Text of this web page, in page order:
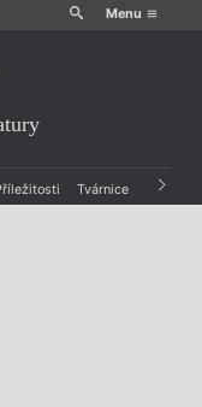
Menu
Tvárnice Archiv